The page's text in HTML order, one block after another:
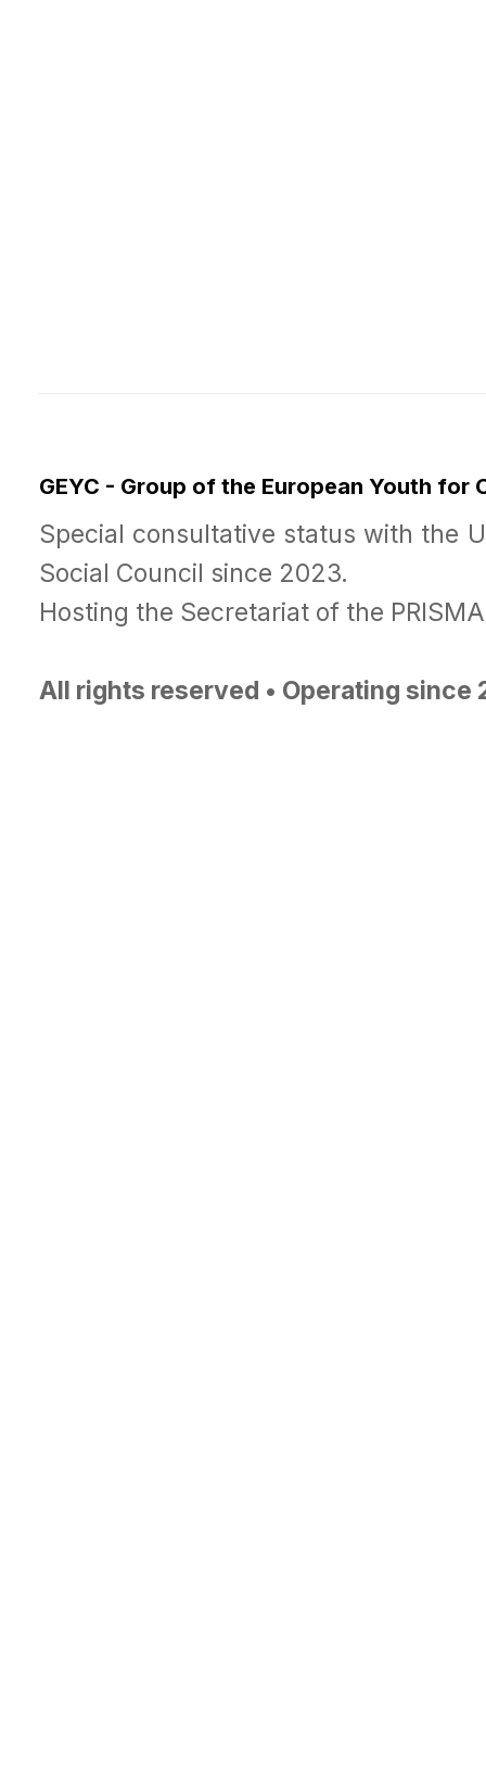
GEYC - Group of the European Youth for
Special consultative status with the
Social Council since 2023.
Hosting the Secretariat of the
All rights reserved • Operating since